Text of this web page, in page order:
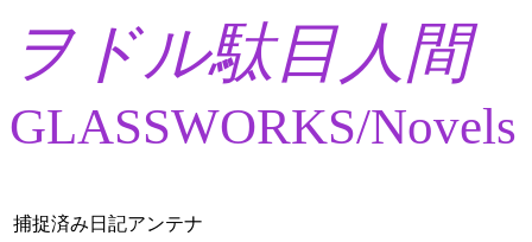
ヲドル駄目人間
GLASSWORKS/Novels
捕捉済み日記アンテナ